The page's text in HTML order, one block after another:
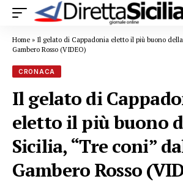
Home » Il gelato di Cappadonia eletto il più buono
Gambero Rosso (VIDEO)
CRONACA
Il gelato di
eletto il più buono
Sicilia, “Tre coni”
Gambero Rosso